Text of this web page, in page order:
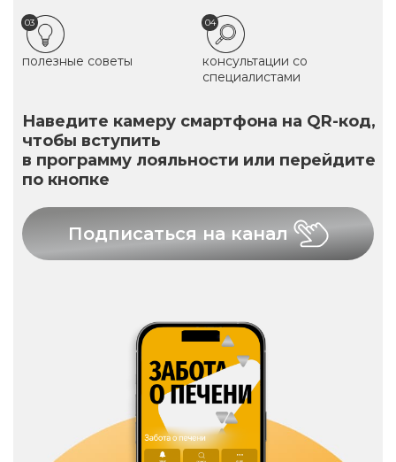
03
полезные советы
04
консультации со
специалистами
Наведите камеру смартфона на QR-код,
чтобы вступить
в программу лояльности или перейдите
по кнопке
Подписаться на канал